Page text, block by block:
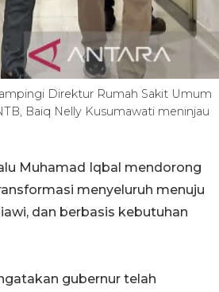
Direktur Rumah Sakit Umum
Baiq Nelly Kusumawati meninjau
Muhamad Iqbal mendorong
menyeluruh menuju
dan berbasis kebutuhan
gubernur telah